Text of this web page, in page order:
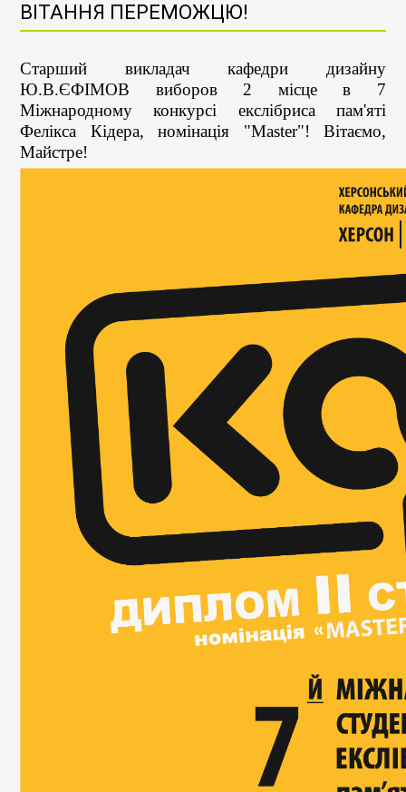
ВІТАННЯ ПЕРЕМОЖЦЮ!
Старший викладач кафедри дизайну
Ю.В.ЄФІМОВ виборов 2 місце в 7
Міжнародному конкурсі екслібриса пам'яті
Фелікса Кідера, номінація "Master"! Вітаємо,
Майстре!